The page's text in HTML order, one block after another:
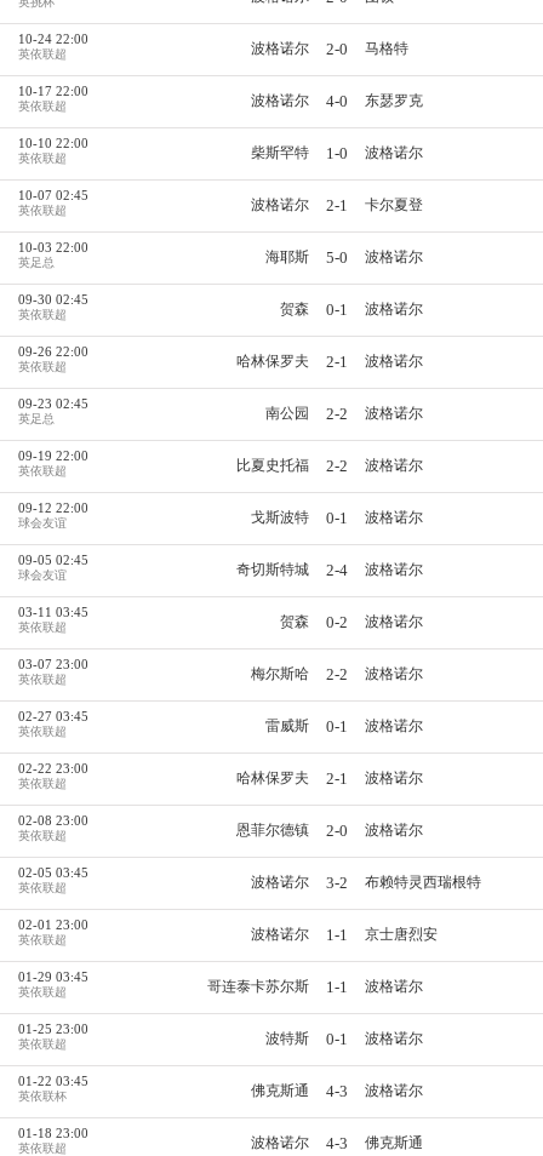
10-24 22:00
英依联超 波格诺尔 2-0 马格特
10-17 22:00
英依联超 波格诺尔 4-0 东瑟罗克
10-10 22:00
英依联超 柴斯罕特 1-0 波格诺尔
10-07 02:45
英依联超 波格诺尔 2-1 卡尔夏登
10-03 22:00
英足总 海耶斯 5-0 波格诺尔
09-30 02:45
英依联超 贺森 0-1 波格诺尔
09-26 22:00
英依联超 哈林保罗夫 2-1 波格诺尔
09-23 02:45
英足总 南公园 2-2 波格诺尔
09-19 22:00
英依联超 比夏史托福 2-2 波格诺尔
09-12 22:00
球会友谊 戈斯波特 0-1 波格诺尔
09-05 02:45
球会友谊 奇切斯特城 2-4 波格诺尔
03-11 03:45
英依联超 贺森 0-2 波格诺尔
03-07 23:00
英依联超 梅尔斯哈 2-2 波格诺尔
02-27 03:45
英依联超 雷威斯 0-1 波格诺尔
02-22 23:00
英依联超 哈林保罗夫 2-1 波格诺尔
02-08 23:00
英依联超 恩菲尔德镇 2-0 波格诺尔
02-05 03:45
英依联超 波格诺尔 3-2 布赖特灵西瑞根特
02-01 23:00
英依联超 波格诺尔 1-1 京士唐烈安
01-29 03:45
英依联超 哥连泰卡苏尔斯 1-1 波格诺尔
01-25 23:00
英依联超 波特斯 0-1 波格诺尔
01-22 03:45
英依联杯 佛克斯通 4-3 波格诺尔
01-18 23:00
英依联超 波格诺尔 4-3 佛克斯通